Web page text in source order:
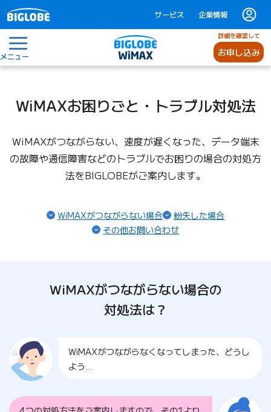
サービス 企業情報
メニュー
詳細を確認して
お申し込み
WiMAXお困りごと・トラブル対処法
WiMAXがつながらない、速度が遅くなった、データ端末
の故障や通信障害などのトラブルでお困りの場合の対処方
法をBIGLOBEがご案内します。
WiMAXがつながらない場合
紛失した場合
その他お問い合わせ
WiMAXがつながらない場合の
対処法は？
WiMAXがつながらなくなってしまった、どうし
よう…